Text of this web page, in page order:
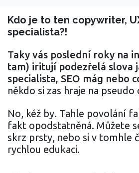
Kdo je to ten copywriter,
specialista?!
Taky vás poslední roky na
tam) iritují podezřelá slova
specialista, SEO mág nebo
někdo si zas hraje na
No, kéž by. Tahle povolání
fakt opodstatněná. Můžete
skrz prsty, nebo si v tomhle
rychlou edukaci.